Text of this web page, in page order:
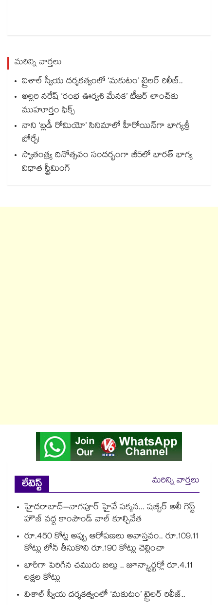
మరిన్ని వార్తలు
విశాల్ స్వీయ దర్శకత్వంలో ‘మకుటం’ ట్రైలర్ రిలీజ్..
అల్లరి నరేష్ ‘రంభ ఊర్వశి మేనక’ టీజర్ లాంచ్‌కు
ముహూర్తం ఫిక్స్
నాని ‘బ్లడీ రోమియో’ సినిమాలో హీరోయిన్‌గా భాగ్యశ్రీ
బోర్సే!
స్వాతంత్ర్య దినోత్సవం సందర్భంగా జీ5లో భారత్ భాగ్య
విధాత స్ట్రీమింగ్
లేటెస్ట్
మరిన్ని వార్తలు
హైదరాబాద్–నాగపూర్ హైవే పక్కన... షబ్బీర్ అలీ గెస్ట్
హౌజ్ వద్ద కాంపౌండ్ వాల్ కూల్చివేత
రూ.450 కోట్ల అప్పు ఆరోపణలు అవాస్తవం.. రూ.109.11
కోట్లు లోన్ తీసుకొని రూ.190 కోట్లు చెల్లించా
భారీగా పెరిగిన చమురు బిల్లు .. జూన్క్వార్టర్లో రూ.4.11
లక్షల కోట్లు
విశాల్ స్వీయ దర్శకత్వంలో ‘మకుటం’ ట్రైలర్ రిలీజ్..